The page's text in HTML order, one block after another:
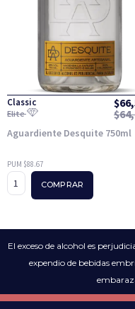
Classic $
Elite $
Aguardiente Desquite 750ml
PUM $88.67
COMPRAR
El exceso de alcohol es
expendio de bebidas